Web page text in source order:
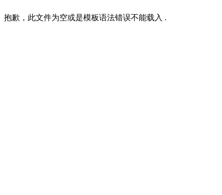
抱歉，此文件为空或是模板语法错误不能载入 .